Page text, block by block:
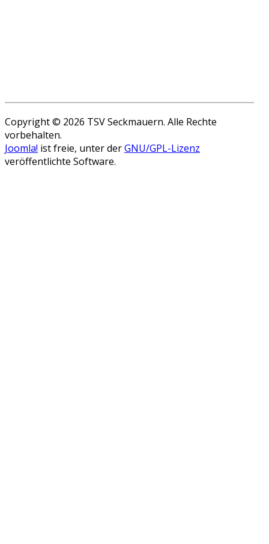
Copyright © 2026 TSV Seckmauern. Alle Rechte
vorbehalten.
Joomla! ist freie, unter derGNU/GPL-Lizenz
veröffentlichte Software.